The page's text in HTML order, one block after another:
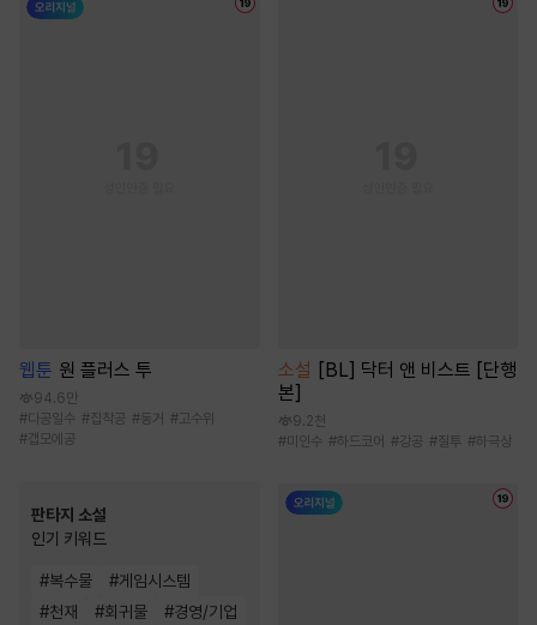
웹툰 원 플러스 투
94.6만
#다공일수 #집착공 #동거 #고수위
#갭모에공
판타지 소설
인기 키워드
#복수물 #게임시스템
#천재 #회귀물 #경영/기업
소설 [BL] 닥터 앤 비스트 [단행
본]
9.2천
#미인수 #하드코어 #강공 #질투 #하극상